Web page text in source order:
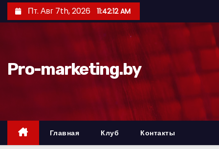
е
д
Пт. Авг 7th, 2026 11:42:14 AM
Pro-marketing.by
Главная Клуб Контакты